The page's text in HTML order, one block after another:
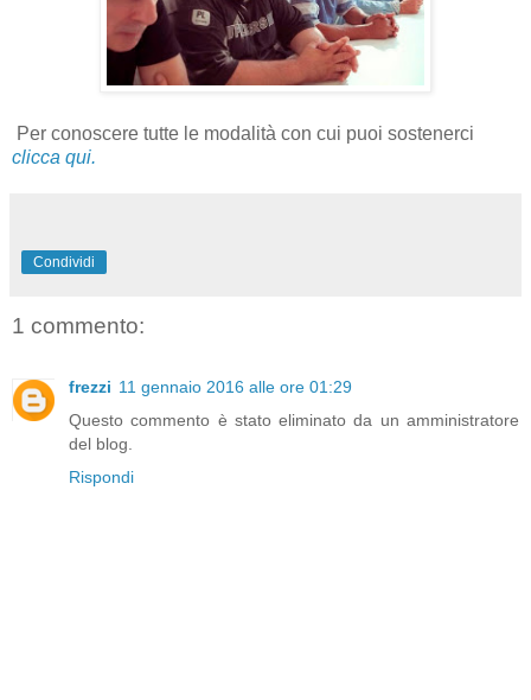
Per conoscere tutte le modalità con cui puoi sostenerci
clicca qui.
Condividi
1 commento:
frezzi 11 gennaio 2016 alle ore 01:29
Questo commento è stato eliminato da un amministratore
del blog.
Rispondi